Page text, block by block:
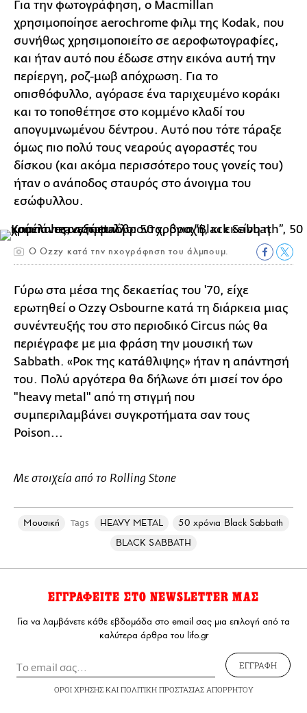
Για την φωτογράφηση, ο Macmillan
χρησιμοποίησε aerochrome φιλμ της Kodak, που
συνήθως χρησιμοποιείτο σε αεροφωτογραφίες,
και ήταν αυτό που έδωσε στην εικόνα αυτή την
περίεργη, ροζ-μωβ απόχρωση. Για το
οπισθόφυλλο, αγόρασε ένα ταριχευμένο κοράκι
και το τοποθέτησε στο κομμένο κλαδί του
απογυμνωμένου δέντρου. Αυτό που τότε τάραξε
όμως πιο πολύ τους νεαρούς αγοραστές του
δίσκου (και ακόμα περισσότερο τους γονείς του)
ήταν ο ανάποδος σταυρός στο άνοιγμα του
εσώφυλλου.
Ο Ozzy κατά την ηχογράφηση του άλμπουμ.
Γύρω στα μέσα της δεκαετίας του '70, είχε
ερωτηθεί ο Ozzy Osbourne κατά τη διάρκεια μιας
συνέντευξής του στο περιοδικό Circus πώς θα
περιέγραφε με μια φράση την μουσική των
Sabbath. «Ροκ της κατάθλιψης» ήταν η απάντησή
του. Πολύ αργότερα θα δήλωνε ότι μισεί τον όρο
"heavy metal" από τη στιγμή που
συμπεριλαμβάνει συγκροτήματα σαν τους
Poison...
Με στοιχεία από το Rolling Stone
Μουσική Tags HEAVY METAL
50 χρόνια Black Sabbath
BLACK SABBATH
ΕΓΓΡΑΦΕΙΤΕ ΣΤΟ NEWSLETTER ΜΑΣ
Για να λαμβάνετε κάθε εβδομάδα στο email σας μια επιλογή από τα
καλύτερα άρθρα του lifo.gr
ΕΓΓΡΑΦΗ
ΟΡΟΙ ΧΡΗΣΗΣΚΑΙ ΠΟΛΙΤΙΚΗ ΠΡΟΣΤΑΣΙΑΣ ΑΠΟΡΡΗΤΟΥ